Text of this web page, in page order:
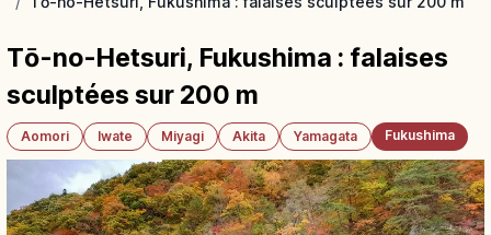
Tō-no-Hetsuri, Fukushima : falaises
sculptées sur 200 m
Aomori Iwate Miyagi Akita Yamagata Fukushima